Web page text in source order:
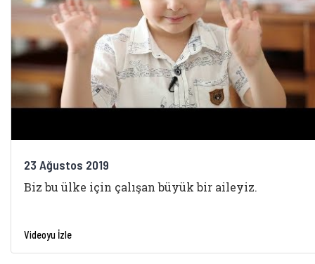
23 Ağustos 2019
Biz bu ülke için çalışan büyük bir aileyiz.
Videoyu İzle